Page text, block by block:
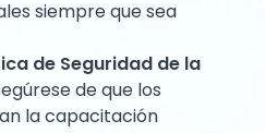
siempre que sea
de Seguridad de la
de que los
la capacitación